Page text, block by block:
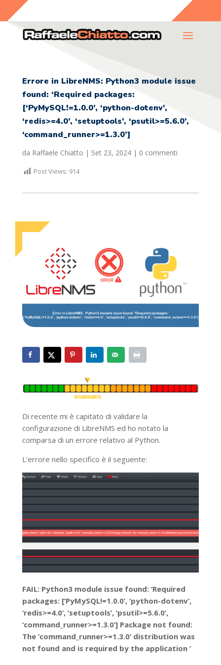
Errore in LibreNMS: Python3 module issue
found: ‘Required packages:
[‘PyMySQL!=1.0.0’, ‘python-dotenv’,
‘redis>=4.0’, ‘setuptools’, ‘psutil>=5.6.0’,
‘command_runner>=1.3.0’]
da Raffaele Chiatto | Set 23, 2024| 0 commenti
Post Views: 914
Di recente mi è capitato di validare la
configurazione di LibreNMS ed ho notato la
comparsa di un errore relativo al Python.
L’errore nello specifico è il seguente:
FAIL: Python3 module issue found: ‘Required
packages: [‘PyMySQL!=1.0.0’, ‘python-dotenv’,
‘redis>=4.0’, ‘setuptools’, ‘psutil>=5.6.0’,
‘command_runner>=1.3.0’] Package not found:
The ‘command_runner>=1.3.0’ distribution was
not found and is required by the application ’